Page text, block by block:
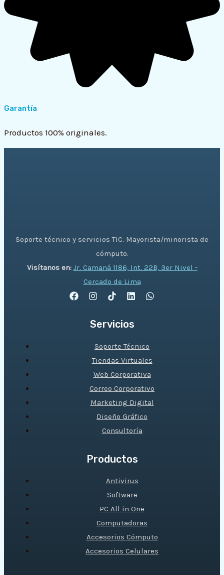
Garantía
Productos 100% originales.
Soporte técnico y servicios TIC. Mayorista/minorista de
cómputo.
Visítanos en: Jr. Camaná 1186, Int. 22B, 3er Nivel -
Cercado de Lima
Servicios
Soporte Técnico
Tiendas Virtuales
Web Corporativa
Correo Corporativo
Marketing Digital
Diseño Gráfico
Consultoría
Productos
Antivirus
Software
PC All in One
Computadoras
Accesorios Cómputo
Accesorios Celulares